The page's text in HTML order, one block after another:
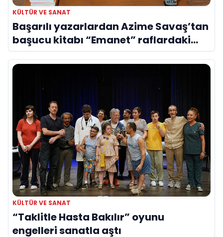
KÜLTÜR VE SANAT
Başarılı yazarlardan Azime Savaş’tan
başucu kitabı “Emanet” raflardaki
yerini aldı
KÜLTÜR VE SANAT
“Taklitle Hasta Bakılır” oyunu
engelleri sanatla aştı